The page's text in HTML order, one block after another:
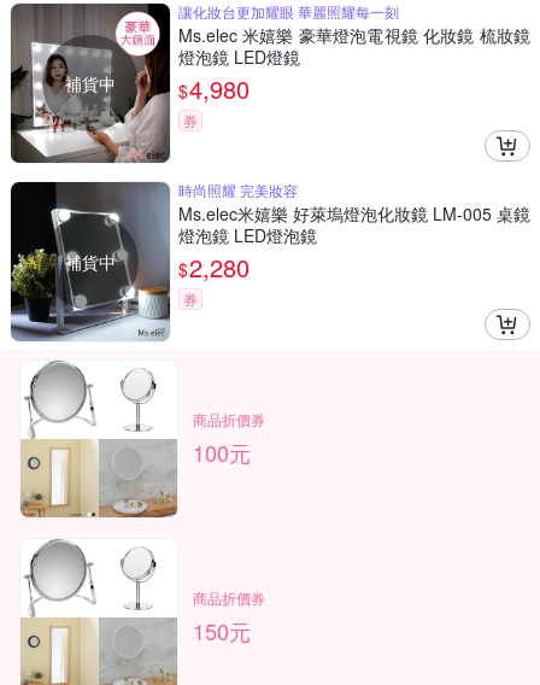
補貨中
讓化妝台更加耀眼 華麗照耀每一刻
Ms.elec 米嬉樂 豪華燈泡電視鏡 化妝鏡 梳妝鏡
燈泡鏡 LED燈鏡
$4,980
券
補貨中
時尚照耀 完美妝容
Ms.elec米嬉樂 好萊塢燈泡化妝鏡 LM-005 桌鏡
燈泡鏡 LED燈泡鏡
$2,280
券
商品折價券
100元
商品折價券
150元